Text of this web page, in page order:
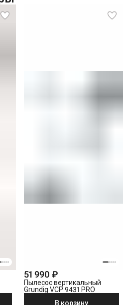
51 990 ₽
Пылесос вертикальный
Grundig VCP 9431 PRO
В корзину